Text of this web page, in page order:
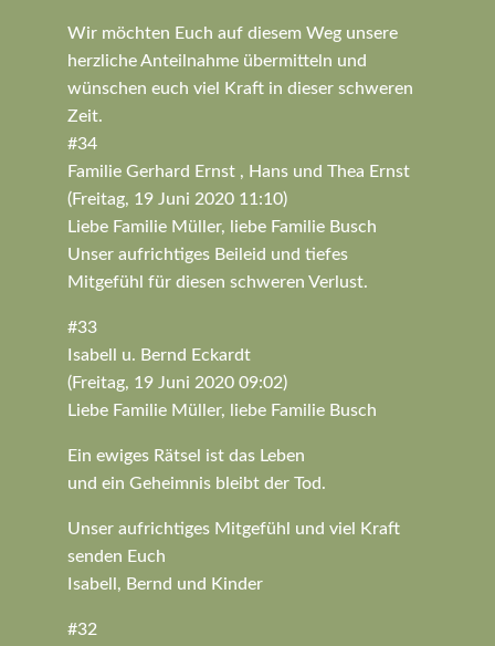
Wir möchten Euch auf diesem Weg unsere
herzliche Anteilnahme übermitteln und
wünschen euch viel Kraft in dieser schweren
Zeit.
#34
Familie Gerhard Ernst , Hans und Thea Ernst
(Freitag, 19 Juni 2020 11:10)
Liebe Familie Müller, liebe Familie Busch
Unser aufrichtiges Beileid und tiefes
Mitgefühl für diesen schweren Verlust.
#33
Isabell u. Bernd Eckardt
(Freitag, 19 Juni 2020 09:02)
Liebe Familie Müller, liebe Familie Busch
Ein ewiges Rätsel ist das Leben
und ein Geheimnis bleibt der Tod.
Unser aufrichtiges Mitgefühl und viel Kraft
senden Euch
Isabell, Bernd und Kinder
#32